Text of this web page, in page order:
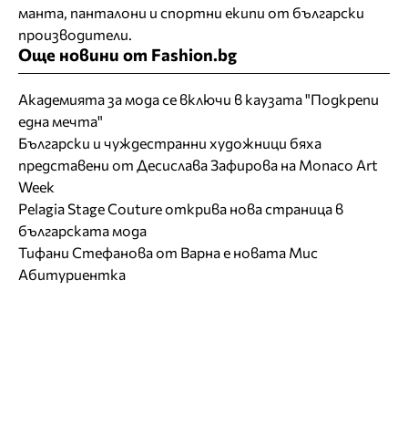
манта, панталони и спортни екипи от български
производители.
Още новини от Fashion.bg
Академията за мода се включи в каузата "Подкрепи
една мечта"
Български и чуждестранни художници бяха
представени от Десислава Зафирова на Monaco Art
Week
Pelagia Stage Couture открива нова страница в
българската мода
Тифани Стефанова от Варна е новата Мис
Абитуриентка